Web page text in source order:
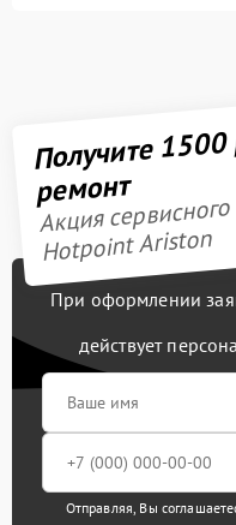
Получите
ремонт
Акция
Hotpoint Ariston
При оформлении
действует
Отправляя, Вы